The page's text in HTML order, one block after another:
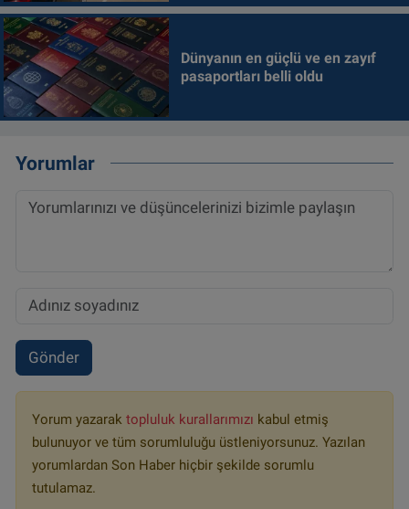
Dünyanın en güçlü ve en zayıf
pasaportları belli oldu
Yorumlar
Gönder
Yorum yazarak topluluk kurallarımızı kabul etmiş
bulunuyor ve tüm sorumluluğu üstleniyorsunuz. Yazılan
yorumlardan Son Haber hiçbir şekilde sorumlu
tutulamaz.